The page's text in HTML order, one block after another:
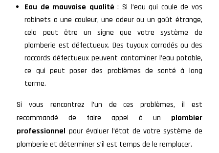
Eau de mauvaise qualité : Si l’eau qui coule de vos
robinets a une couleur, une odeur ou un goût étrange,
cela peut être un signe que votre système de
plomberie est défectueux. Des tuyaux corrodés ou des
raccords défectueux peuvent contaminer l’eau potable,
ce qui peut poser des problèmes de santé à long
terme.
Si vous rencontrez l’un de ces problèmes, il est
recommandé de faire appel à un plombier
professionnel pour évaluer l’état de votre système de
plomberie et déterminer s’il est temps de le remplacer.